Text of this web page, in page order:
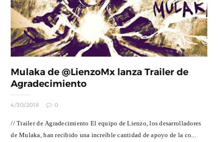
Mulaka de @LienzoMx lanza Trailer de
Agradecimiento
4/30/2018 0
// Trailer de Agradecimiento El equipo de Lienzo, los desarrolladores
de Mulaka, han recibido una increíble cantidad de apoyo de la co...